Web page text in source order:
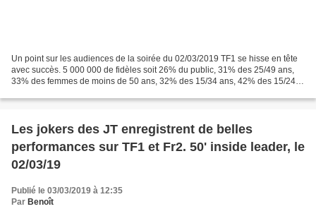
Un point sur les audiences de la soirée du 02/03/2019 TF1 se hisse en tête
avec succès. 5 000 000 de fidèles soit 26% du public, 31% des 25/49 ans,
33% des femmes de moins de 50 ans, 32% des 15/34 ans, 42% des 15/24
Les jokers des JT enregistrent de belles
performances sur TF1 et Fr2. 50' inside leader, le
02/03/19
Publié le 03/03/2019 à 12:35
Par Benoît